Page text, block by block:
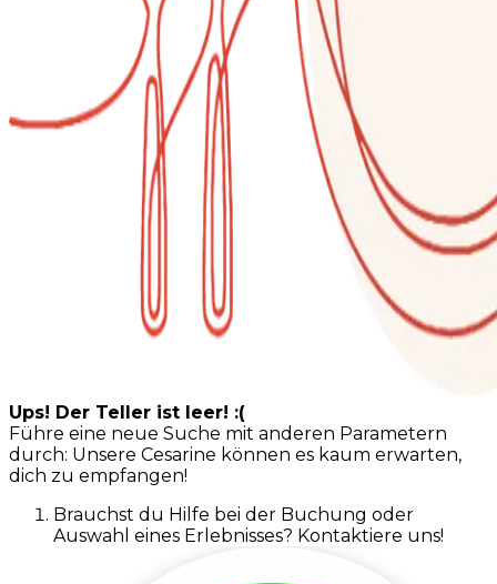
Ups! Der Teller ist leer! :(
Führe eine neue Suche mit anderen Parametern
durch: Unsere Cesarine können es kaum erwarten,
dich zu empfangen!
Brauchst du Hilfe bei der Buchung oder
Auswahl eines Erlebnisses? Kontaktiere uns!